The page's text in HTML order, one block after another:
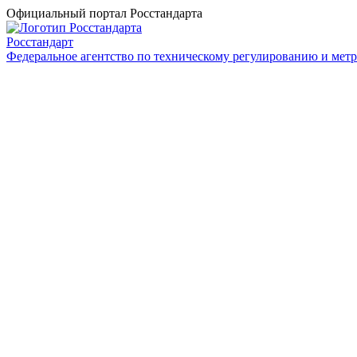
Официальный портал Росстандарта
Росстандарт
Федеральное агентство по техническому регулированию и